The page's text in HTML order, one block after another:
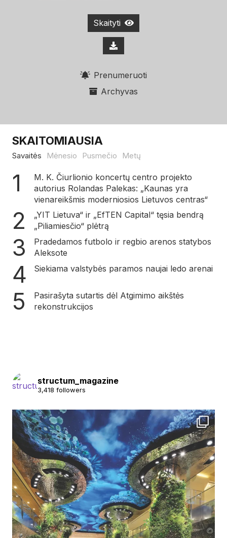
Skaityti
Prenumeruoti
Archyvas
SKAITOMIAUSIA
Savaitės Mėnesio Pusmečio Metų
M. K. Čiurlionio koncertų centro projekto
autorius Rolandas Palekas: „Kaunas yra
vienareikšmis moderniosios Lietuvos centras“
„YIT Lietuva“ ir „EfTEN Capital“ tęsia bendrą
„Piliamiesčio“ plėtrą
Pradedamos futbolo ir regbio arenos statybos
Aleksote
Siekiama valstybės paramos naujai ledo arenai
Pasirašyta sutartis dėl Atgimimo aikštės
rekonstrukcijos
structum_magazine
3,418 followers